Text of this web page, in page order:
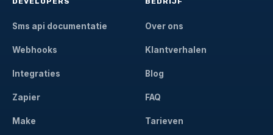
Sms api documentatie
Webhooks
Integraties
Zapier
Make
Over ons
Klantverhalen
Blog
FAQ
Tarieven